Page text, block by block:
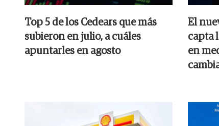
Top 5 de los Cedears que más
subieron en julio, a cuáles
apuntarles en agosto
El
capta
en